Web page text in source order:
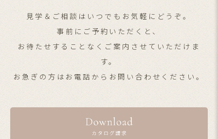
見学＆ご相談はいつでもお気軽にどうぞ。
事前にご予約いただくと、
お待たせすることなくご案内させていただけま
す。
お急ぎの方はお電話からお問い合わせください。